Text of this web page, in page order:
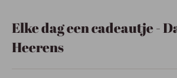
Elke dag een cadeautje -
Heerens